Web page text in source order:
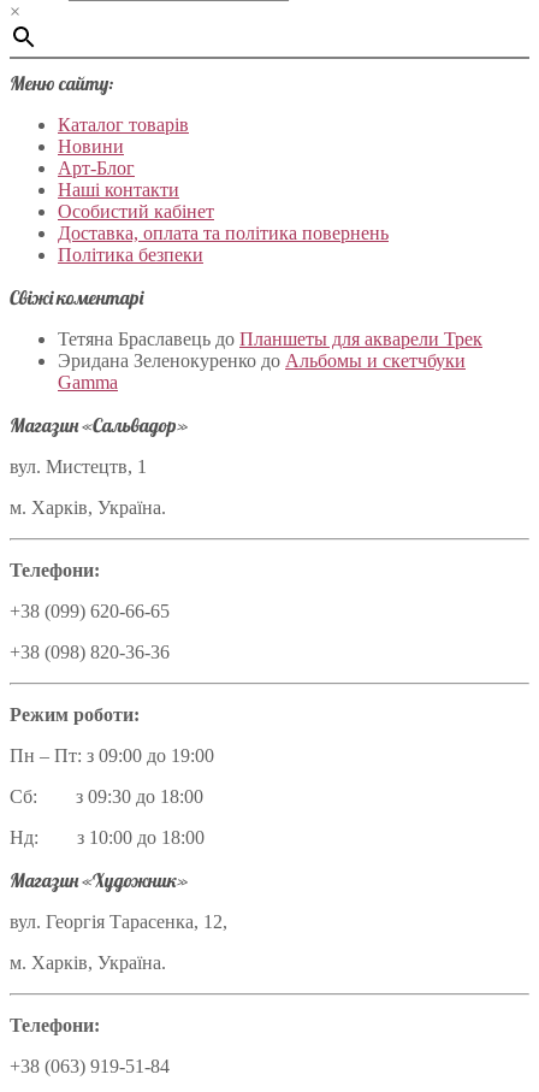
×
Меню сайту:
Каталог товарів
Новини
Арт-Блог
Наші контакти
Особистий кабінет
Доставка, оплата та політика повернень
Політика безпеки
Свіжі коментарі
Тетяна Браславець до Планшеты для акварели Трек
Эридана Зеленокуренко до Альбомы и скетчбуки
Gamma
Магазин «Сальвадор»
вул. Мистецтв, 1
м. Харків, Україна.
Телефони:
+38 (099) 620-66-65
+38 (098) 820-36-36
Режим роботи:
Пн – Пт: з 09:00 до 19:00
Сб: з 09:30 до 18:00
Нд: з 10:00 до 18:00
Магазин «Художник»
вул. Георгія Тарасенка, 12,
м. Харків, Україна.
Телефони:
+38 (063) 919-51-84